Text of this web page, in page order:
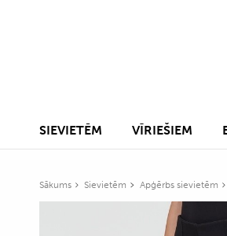
SIEVIETĒM VĪRIEŠIEM
Sākums Sievietēm Apģērbs sievietēm